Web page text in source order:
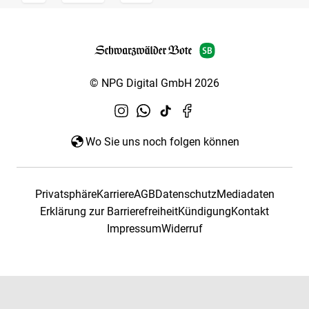
© NPG Digital GmbH 2026
Wo Sie uns noch folgen können
PrivatsphäreKarriereAGBDatenschutzMediadaten
Erklärung zur BarrierefreiheitKündigungKontakt
ImpressumWiderruf